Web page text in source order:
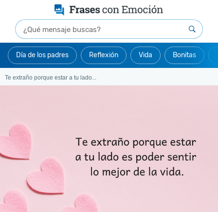
Día de los padres Reflexión Vida Bonitas
Te extraño porque estar a tu lado...